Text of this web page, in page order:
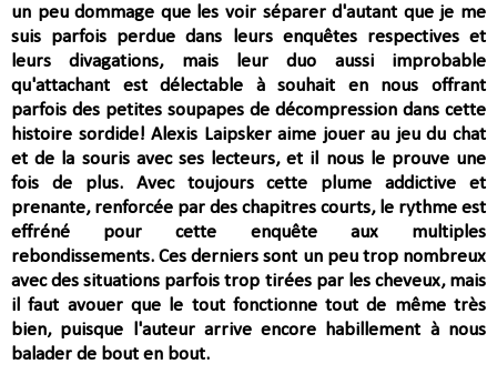
un peu dommage que les voir séparer d'autant que je me
suis parfois perdue dans leurs enquêtes respectives et
leurs divagations, mais leur duo aussi improbable
qu'attachant estdélectable à souhait en nousoffrant
parfois des petites soupapes de décompression dans cette
histoire sordide!Alexis Laipsker aime jouer au jeu du chat
et de la souris avec ses lecteurs, et il nous le prouve une
fois de plus. Avec toujours cette plume addictive et
prenante, renforcée par des chapitres courts, le rythme est
effréné pour cette enquête aux multiples
rebondissements. Ces derniers sont un peu trop nombreux
avec dessituations parfois trop tirées par les cheveux, mais
il faut avouer que le tout fonctionne tout de même très
bien, puisque l'auteur arrive encore habillement à nous
balader de bout en bout.